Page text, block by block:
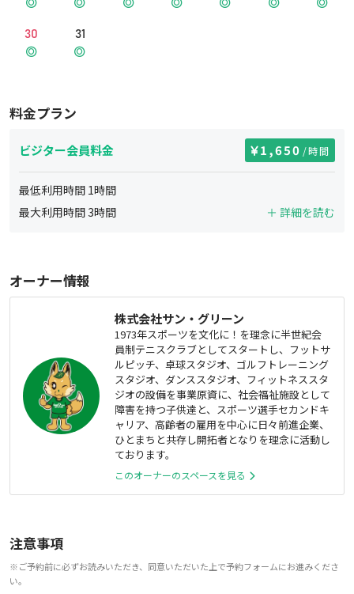
30 31
料金プラン
ビジター会員料金 1,650 /時間
最低利用時間 1時間
最大利用時間 3時間 ＋ 詳細を読む
オーナー情報
株式会社サン・グリーン
1973年スポーツを文化に！を理念に半世紀会
員制テニスクラブとしてスタートし、フットサ
ルピッチ、卓球スタジオ、ゴルフトレーニング
スタジオ、ダンススタジオ、フィットネススタ
ジオの設備を事業原資に、社会福祉施設として
障害を持つ子供達と、スポーツ選手セカンドキ
ャリア、高齢者の雇用を中心に日々前進企業、
ひとまちと共存し開拓者となりを理念に活動し
ております。
このオーナーのスペースを見る
注意事項
※ご予約前に必ずお読みいただき、同意いただいた上で予約フォームにお進みくださ
い。